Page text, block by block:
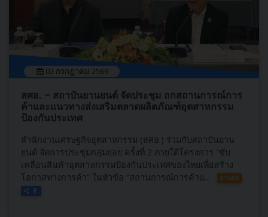
02 กรกฎาคม 2569
สศอ. – สถาบันยานยนต์ จัดประชุม ถกสถานการณ์การ
ค้าและแนวทางส่งเสริมตลาดผลิตภัณฑ์อุตสาหกรรม
ป้องกันประเทศ
สำนักงานเศรษฐกิจอุตสาหกรรม (สศอ.) ร่วมกับสถาบันยาน
ยนต์ จัดการประชุมกลุ่มย่อย ครั้งที่ 2 ภายใต้โครงการ “ขับ
เคลื่อนสินค้าอุตสาหกรรมป้องกันประเทศของไทยเพื่อสร้าง
โอกาสทางการค้า” ในหัวข้อ “สถานการณ์การค้าแ...
อ่านต่อ